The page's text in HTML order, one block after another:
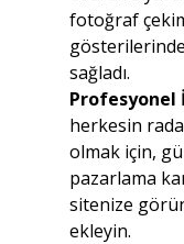
fotoğraf
sağladı.
Profesyonel
herkesin
olmak için,
pazarlama
sitenize
ekleyin.